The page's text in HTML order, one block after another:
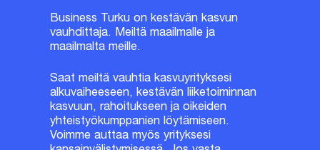
Business Turku on kestävän kasvun
vauhdittaja. Meiltä maailmalle ja
maailmalta meille.
Saat meiltä vauhtia kasvuyrityksesi
alkuvaiheeseen, kestävän liiketoiminnan
kasvuun, rahoitukseen ja oikeiden
yhteistyökumppanien löytämiseen.
Voimme auttaa myös yrityksesi